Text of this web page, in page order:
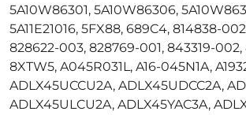
5A10W86301, 5A10W86306,
5A11E21016, 5FX88, 689C4, 814838-
828622-003, 828769-001, 843319-
8XTW5, A045R031L, A16-045N1A,
ADLX45UCCU2A, ADLX45UDCC2A,
ADLX45ULCU2A, ADLX45YAC3A,